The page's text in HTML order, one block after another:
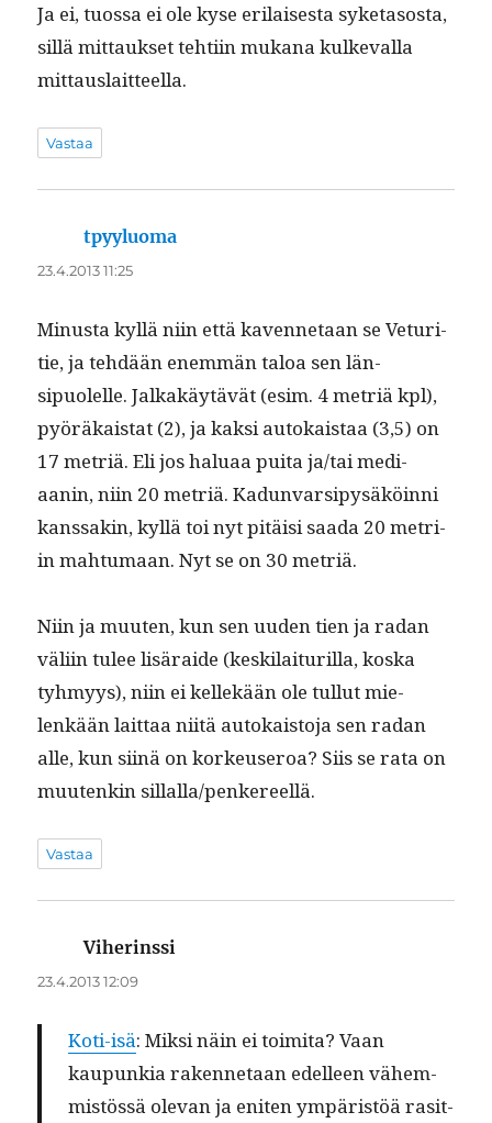
Ja ei, tuos­sa ei ole kyse eri­lais­es­ta syke­ta­sos­ta,
sil­lä mit­tauk­set tehti­in mukana kulke­val­la
mittauslaitteella.
Vastaa
tpyyluoma
23.4.2013 11:25
Minus­ta kyl­lä niin että kaven­netaan se Vetu­ri­
tie, ja tehdään enem­män taloa sen län­
sipuolelle. Jalka­käytävät (esim. 4 metriä kpl),
pyöräkai­stat (2), ja kak­si autokaistaa (3,5) on
17 metriä. Eli jos halu­aa pui­ta ja/tai medi­
aanin, niin 20 metriä. Kadun­var­sipysäköin­ni
kanssakin, kyl­lä toi nyt pitäisi saa­da 20 metri­
in mah­tu­maan. Nyt se on 30 metriä.
Niin ja muuten, kun sen uuden tien ja radan
väli­in tulee lisäraide (keski­lai­turil­la, kos­ka
tyh­myys), niin ei kellekään ole tul­lut mie­
lenkään lait­taa niitä autokaisto­ja sen radan
alle, kun siinä on korkeuseroa? Siis se rata on
muutenkin sillalla/penkereellä.
Vastaa
Viherinssi
23.4.2013 12:09
Koti-isä: Mik­si näin ei toimi­ta? Vaan
kaupunkia raken­netaan edelleen vähem­
mistössä ole­van ja eniten ympäristöä rasit­